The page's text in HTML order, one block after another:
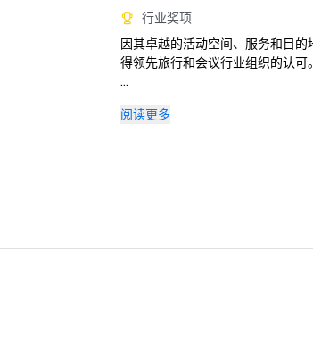
行业奖项
因其卓越的活动空间、服务和目的
得领先旅行和会议行业组织的认可
• 2026 年智能会议 — 最佳户外活
• 2025 年《美国新闻与世界报道
阅读更多